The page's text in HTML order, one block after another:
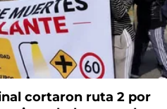
cortaron ruta 2 por